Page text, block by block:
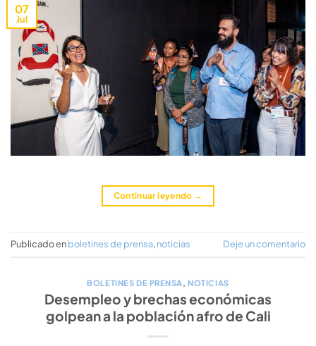
07
Jul
Continuar leyendo →
Publicado enboletines de prensa, noticias Deje un comentario
BOLETINES DE PRENSA ,NOTICIAS
Desempleo y brechas económicas
golpean a la población afro de Cali